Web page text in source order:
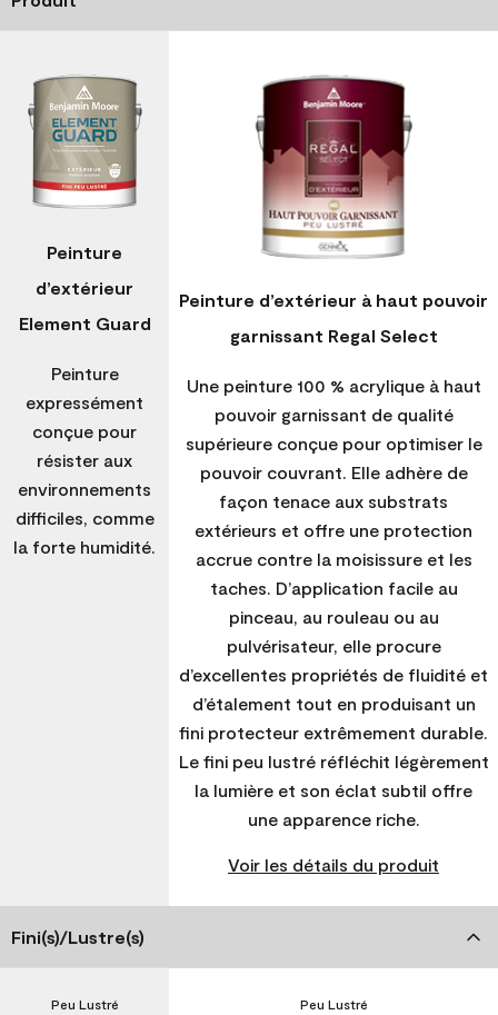
Peinture
d’extérieur
Element Guard
Peinture
expressément
conçue pour
résister aux
environnements
difficiles, comme
la forte humidité.
Peinture d’extérieur à haut pouvoir
garnissant Regal Select
Une peinture 100 % acrylique à haut
pouvoir garnissant de qualité
supérieure conçue pour optimiser le
pouvoir couvrant. Elle adhère de
façon tenace aux substrats
extérieurs et offre une protection
accrue contre la moisissure et les
taches. D’application facile au
pinceau, au rouleau ou au
pulvérisateur, elle procure
d’excellentes propriétés de fluidité et
d’étalement tout en produisant un
fini protecteur extrêmement durable.
Le fini peu lustré réfléchit légèrement
la lumière et son éclat subtil offre
une apparence riche.
Voir les détails du produit
Fini(s)/Lustre(s)
Peu Lustré Peu Lustré